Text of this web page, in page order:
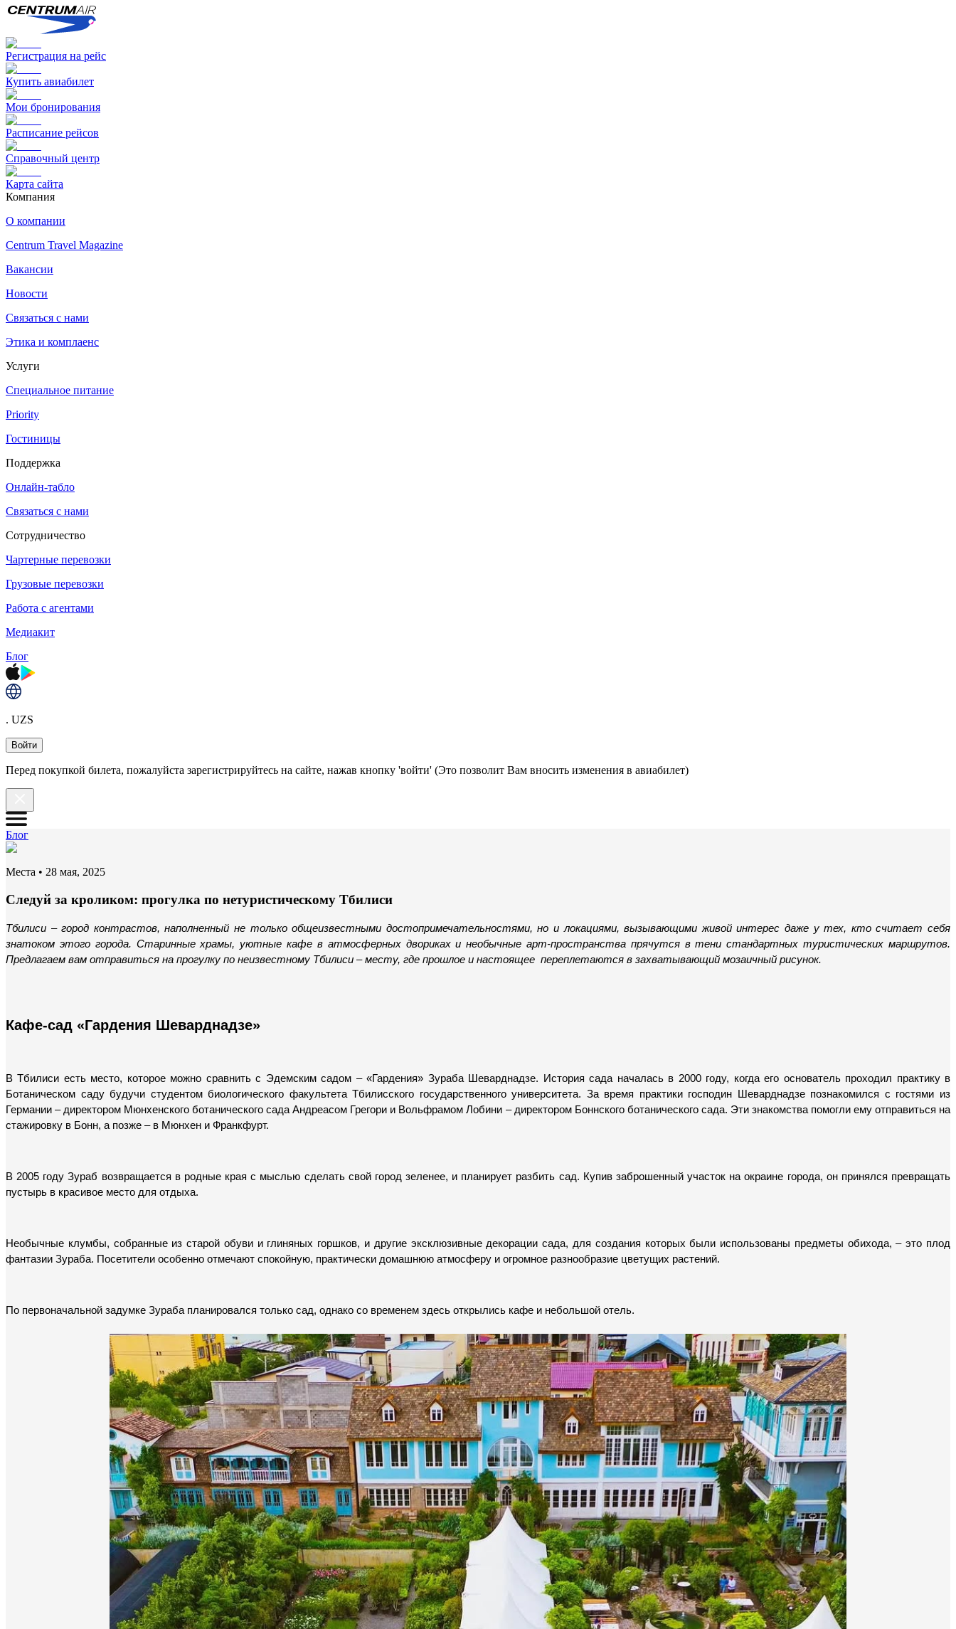
Регистрация на рейс
Купить авиабилет
Мои бронирования
Расписание рейсов
Справочный центр
Карта сайта
Компания
О компании
Centrum Travel Magazine
Вакансии
Новости
Связаться с нами
Этика и комплаенс
Услуги
Специальное питание
Priority
Гостиницы
Поддержка
Онлайн-табло
Связаться с нами
Сотрудничество
Чартерные перевозки
Грузовые перевозки
Работа с агентами
Медиакит
Блог
. UZS
Войти
Перед покупкой билета, пожалуйста зарегистрируйтесь на сайте, нажав кнопку 'войти' (Это позволит Вам вносить изменения в авиабилет)
Блог
Места • 28 мая, 2025
Следуй за кроликом: прогулка по нетуристическому Тбилиси
Тбилиси – город контрастов, наполненный не только общеизвестными достопримечательностями, но и локациями, вызывающими живой интерес даже у тех, кто считает себя
знатоком этого города. Старинные храмы, уютные кафе в атмосферных двориках и необычные арт-пространства прячутся в тени стандартных туристических маршрутов.
Предлагаем вам отправиться на прогулку по неизвестному Тбилиси – месту, где прошлое и настоящее  переплетаются в захватывающий мозаичный рисунок.
Кафе-сад «Гардения Шеварднадзе»
В Тбилиси есть место, которое можно сравнить с Эдемским садом – «Гардения» Зураба Шеварднадзе. История сада началась в 2000 году, когда его основатель проходил практику в
Ботаническом саду будучи студентом биологического факультета Тбилисского государственного университета. За время практики господин Шеварднадзе познакомился с гостями из
Германии – директором Мюнхенского ботанического сада Андреасом Грегори и Вольфрамом Лобини – директором Боннского ботанического сада. Эти знакомства помогли ему отправиться на
стажировку в Бонн, а позже – в Мюнхен и Франкфурт.
В 2005 году Зураб возвращается в родные края с мыслью сделать свой город зеленее, и планирует разбить сад. Купив заброшенный участок на окраине города, он принялся превращать
пустырь в красивое место для отдыха.
Необычные клумбы, собранные из старой обуви и глиняных горшков, и другие эксклюзивные декорации сада, для создания которых были использованы предметы обихода, – это плод
фантазии Зураба. Посетители особенно отмечают спокойную, практически домашнюю атмосферу и огромное разнообразие цветущих растений.
По первоначальной задумке Зураба планировался только сад, однако со временем здесь открылись кафе и небольшой отель.